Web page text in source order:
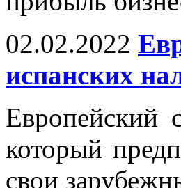
02.02.2022
испанских
Европейский
который
свои